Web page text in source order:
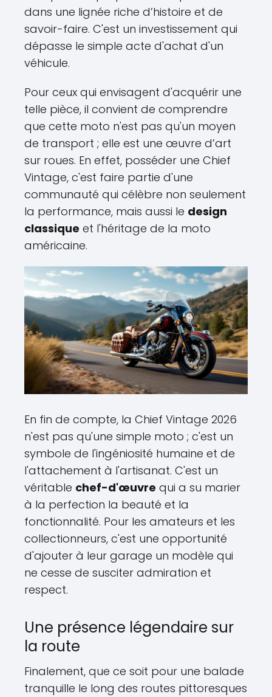
dans une lignée riche d’histoire et de
savoir-faire. C'est un investissement qui
dépasse le simple acte d'achat d'un
véhicule.
Pour ceux qui envisagent d'acquérir une
telle pièce, il convient de comprendre
que cette moto n'est pas qu'un moyen
de transport ; elle est une œuvre d’art
sur roues. En effet, posséder une Chief
Vintage, c'est faire partie d'une
communauté qui célèbre non seulement
la performance, mais aussi le design
classique et l'héritage de la moto
américaine.
En fin de compte, la Chief Vintage 2026
n'est pas qu'une simple moto ; c'est un
symbole de l'ingéniosité humaine et de
l'attachement à l'artisanat. C'est un
véritable chef-d'œuvre qui a su marier
à la perfection la beauté et la
fonctionnalité. Pour les amateurs et les
collectionneurs, c'est une opportunité
d'ajouter à leur garage un modèle qui
ne cesse de susciter admiration et
respect.
Une présence légendaire sur
la route
Finalement, que ce soit pour une balade
tranquille le long des routes pittoresques